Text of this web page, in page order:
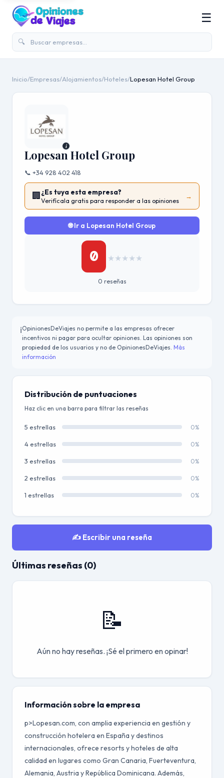
🔍
☰
Inicio/Empresas/Alojamientos/Hoteles/Lopesan Hotel Group
i
Lopesan Hotel Group
📞 +34 928 402 418
🏢¿Es tuya esta empresa?
Verifícala gratis para responder a las opiniones
→
🌐 Ir a Lopesan Hotel Group
0 ★ ★ ★ ★ ★
0 reseñas
ℹ️OpinionesDeViajes no permite a las empresas ofrecer
incentivos ni pagar para ocultar opiniones. Las opiniones son
propiedad de los usuarios y no de OpinionesDeViajes. Más
información
Distribución de puntuaciones
Haz clic en una barra para filtrar las reseñas
5 estrellas 0%
4 estrellas 0%
3 estrellas 0%
2 estrellas 0%
1 estrellas 0%
✍️ Escribir una reseña
Últimas reseñas (0)
📝
Aún no hay reseñas. ¡Sé el primero en opinar!
Información sobre la empresa
p>Lopesan.com, con amplia experiencia en gestión y
construcción hotelera en España y destinos
internacionales, ofrece resorts y hoteles de alta
calidad en lugares como Gran Canaria, Fuerteventura,
Alemania, Austria y República Dominicana. Además,